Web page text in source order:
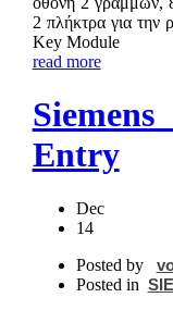
2 πλήκτρα για την
Key Module
read more
Entry
Dec
14
Posted by
Posted in